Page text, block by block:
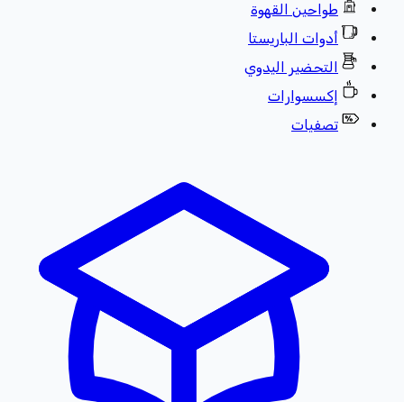
طواحين القهوة
أدوات الباريستا
التحضير اليدوي
إكسسوارات
تصفيات